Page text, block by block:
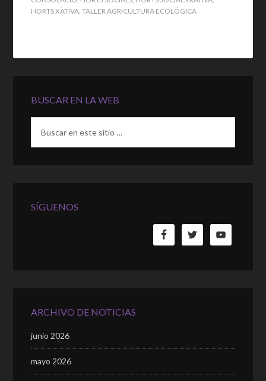
HORTS XÀTIVA,TALLER AGRICULTURA ECOLÓGICA
BUSCAR EN LA WEB
SÍGUENOS
ARCHIVO DE NOTICIAS
junio 2026
mayo 2026